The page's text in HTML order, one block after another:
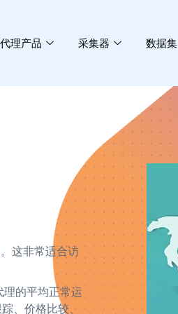
代理产品 采集器 数据集
这非常适合访
理的平均正常运
、价格比较、